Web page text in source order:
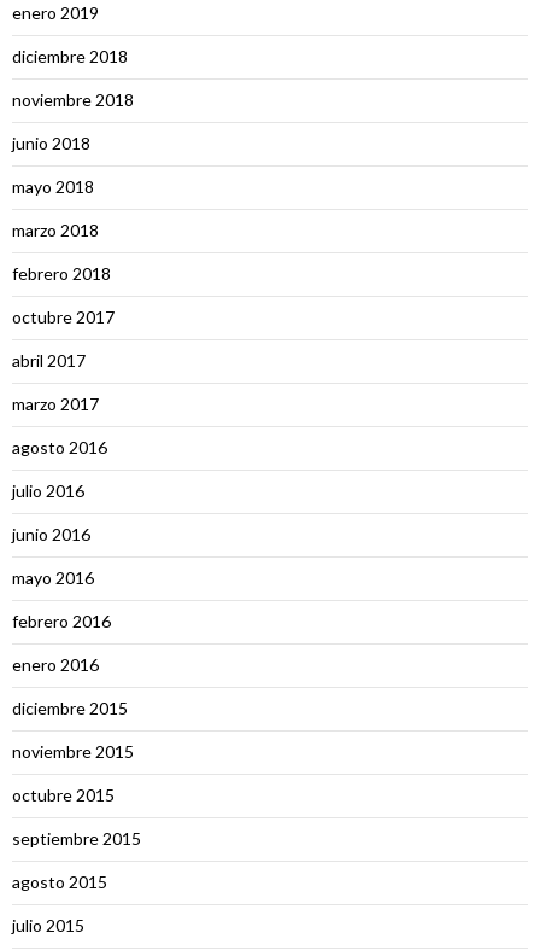
enero 2019
diciembre 2018
noviembre 2018
junio 2018
mayo 2018
marzo 2018
febrero 2018
octubre 2017
abril 2017
marzo 2017
agosto 2016
julio 2016
junio 2016
mayo 2016
febrero 2016
enero 2016
diciembre 2015
noviembre 2015
octubre 2015
septiembre 2015
agosto 2015
julio 2015